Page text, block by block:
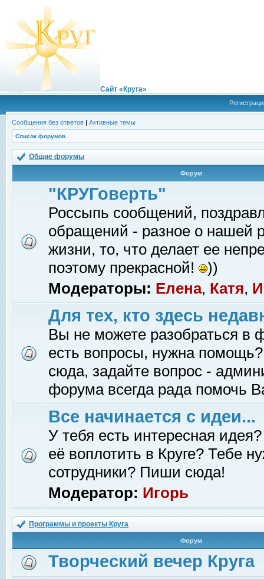
Сайт «Круга»
Сообщения без ответов | Активные темы
Список форумов
Общие форумы
Форум
"КРУГоверть"
Россыпь сообщений,
обращений - разное о нашей
жизни, то, что делает ее
поэтому прекрасной!
))
Модераторы: Елена, Катя,
Для тех, кто здесь
Вы не можете разобраться в
есть вопросы, нужна помощь?
сюда, задайте вопрос -
форума всегда рада помочь
Все начинается с идеи...
У тебя есть интересная
её воплотить в Круге? Тебе
сотрудники? Пиши сюда!
Модератор: Игорь
Программы и проекты Круга
Форум
Творческий вечер Круга